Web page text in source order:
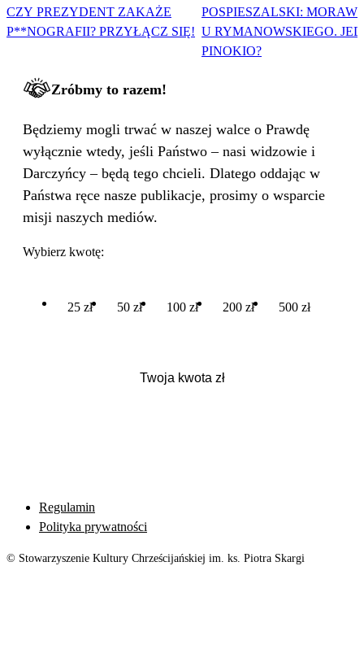
CZY PREZYDENT ZAKAŻE
P**NOGRAFII? PRZYŁĄCZ SIĘ!
POSPIESZALSKI:
U RYMANOWSKIEGO.
PINOKIO?
Zróbmy to razem!
Będziemy mogli trwać w naszej walce o Prawdę
wyłącznie wtedy, jeśli Państwo – nasi widzowie i
Darczyńcy – będą tego chcieli. Dlatego oddając w
Państwa ręce nasze publikacje, prosimy o wsparcie
misji naszych mediów.
Wybierz kwotę:
25 zł 50 zł 100 zł 200 zł 500 zł
Regulamin
Polityka prywatności
© Stowarzyszenie Kultury Chrześcijańskiej im. ks. Piotra Skargi